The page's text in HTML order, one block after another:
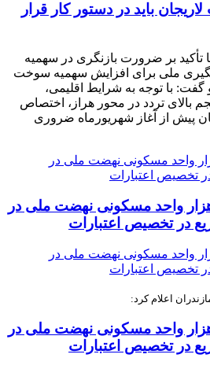
باید در دستور کار قرار
بر ضرورت بازنگری در سهمیه
ملی برای افزایش سهمیه سوخت
با توجه به شرایط اقلیمی،
بالای تردد در محور هراز، اختصاص
پیش از آغاز شهریورماه ضروری
آب و فاضلاب ۶ هزار واحد مسکونی نهضت ملی در
در تخصیص اعتبارات
اعلام کرد:
آب و فاضلاب ۶ هزار واحد مسکونی نهضت ملی در
در تخصیص اعتبارات